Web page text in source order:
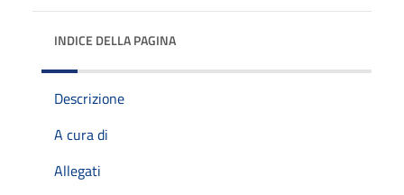
INDICE DELLA PAGINA
Descrizione
A cura di
Allegati